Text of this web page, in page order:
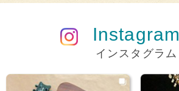
Instagram
インスタグラム